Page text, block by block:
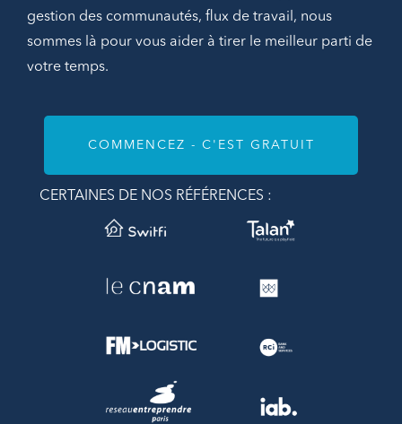
gestion des communautés, flux de travail, nous
sommes là pour vous aider à tirer le meilleur parti de
votre temps.
COMMENCEZ - C'EST GRATUIT
CERTAINES DE NOS RÉFÉRENCES :